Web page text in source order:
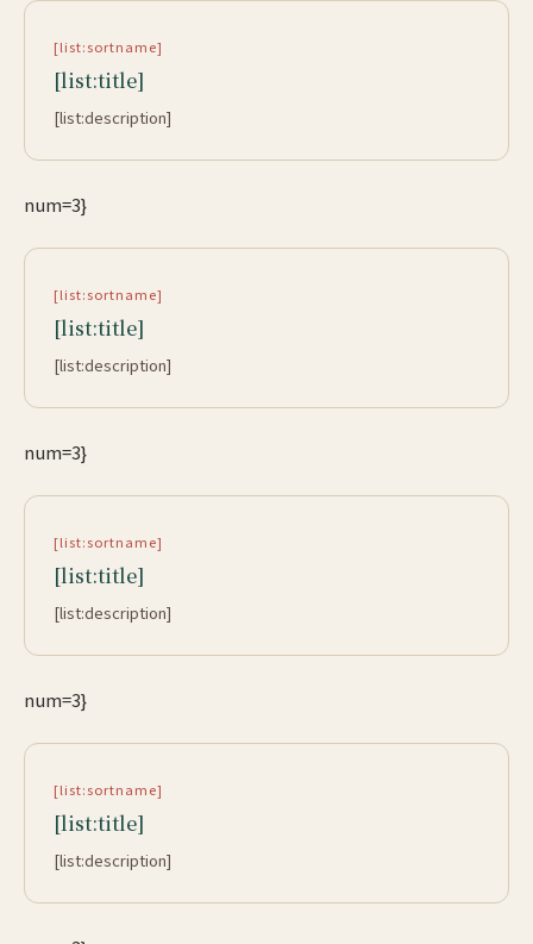
[list:sortname]
[list:title]
[list:description]
num=3}
[list:sortname]
[list:title]
[list:description]
num=3}
[list:sortname]
[list:title]
[list:description]
num=3}
[list:sortname]
[list:title]
[list:description]